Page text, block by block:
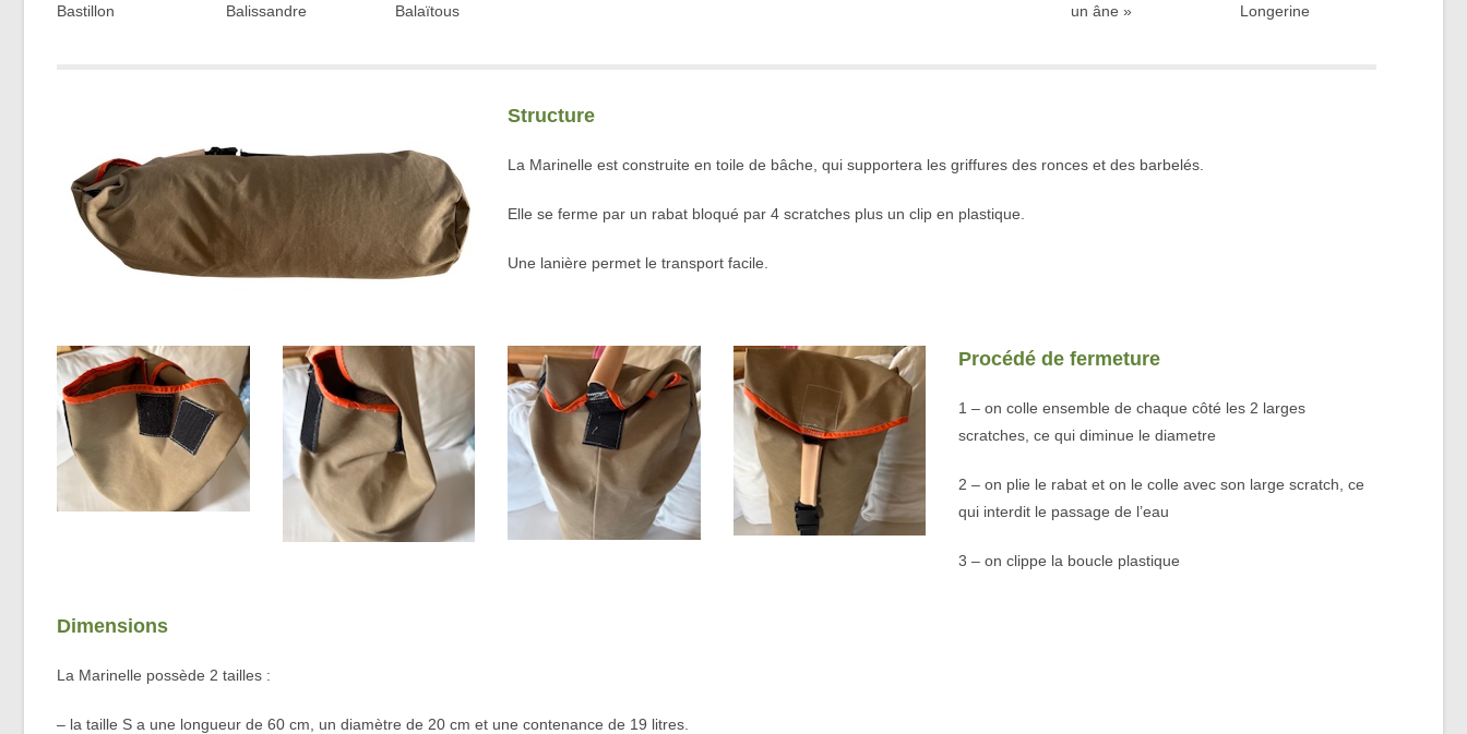
Bastillon
Balissandre
Balaïtous
un âne »
Longerine
Structure
La Marinelle est construite en toile de bâche, qui supportera les griffures des ronces et des barbelés.
Elle se ferme par un rabat bloqué par 4 scratches plus un clip en plastique.
Une lanière permet le transport facile.
Procédé de fermeture
1 – on colle ensemble de chaque côté les 2 larges
scratches, ce qui diminue le diametre
2 – on plie le rabat et on le colle avec son large scratch, ce
qui interdit le passage de l’eau
3 – on clippe la boucle plastique
Dimensions
La Marinelle possède 2 tailles :
– la taille S a une longueur de 60 cm, un diamètre de 20 cm et une contenance de 19 litres.